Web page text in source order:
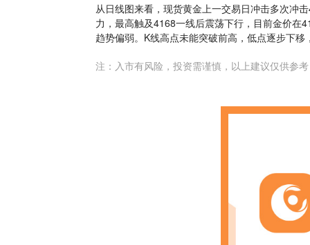
从日线图来看，现货黄金上一交易日冲击多次冲
力，最高触及4168一线后震荡下行，目前金价在
趋势偏弱。K线高点未能突破前高，低点逐步下
注：入市有风险，投资需谨慎，以上建议仅供参